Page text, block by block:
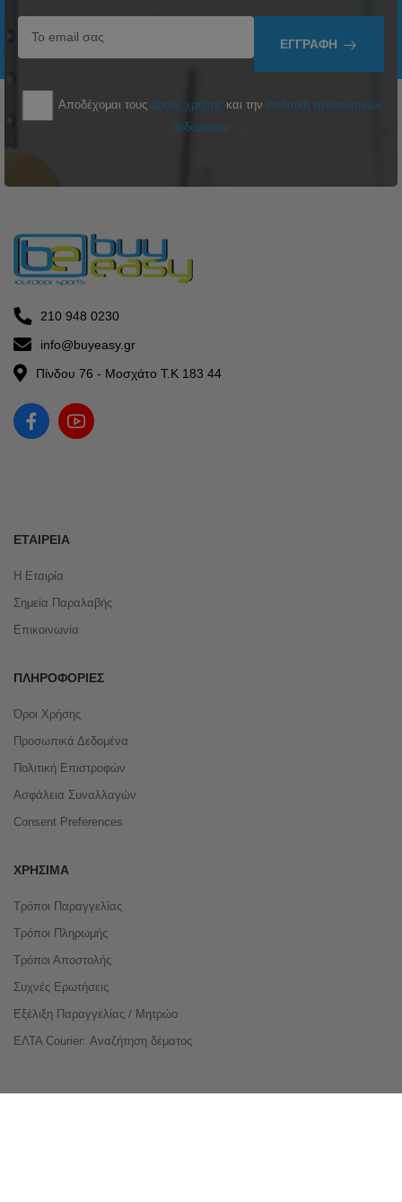
ΕΓΓΡΑΦΉ
Αποδέχομαι τους όρους χρήσης και την πολιτική προσωπικών
δεδομένων
210 948 0230
info@buyeasy.gr
Πίνδου 76 - Μοσχάτο Τ.Κ 183 44
ΕΤΑΙΡΕΊΑ
Η Εταιρία
Σημεία Παραλαβής
Επικοινωνία
ΠΛΗΡΟΦΟΡΊΕΣ
Όροι Χρήσης
Προσωπικά Δεδομένα
Πολιτική Επιστροφών
Ασφάλεια Συναλλαγών
Consent Preferences
ΧΡΉΣΙΜΑ
Τρόποι Παραγγελίας
Τρόποι Πληρωμής
Τρόποι Αποστολής
Συχνές Ερωτήσεις
Εξέλιξη Παραγγελίας / Μητρώο
ΕΛΤΑ Courier: Αναζήτηση δέματος